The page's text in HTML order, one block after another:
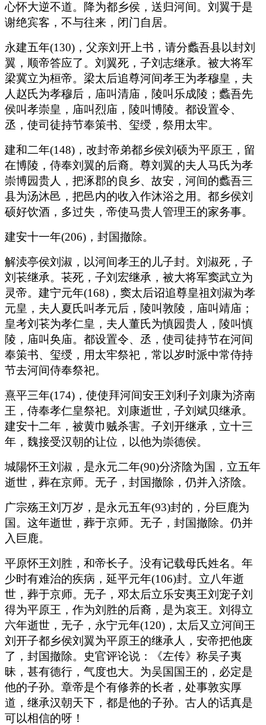
心怀大逆不道。降为都乡侯，送归河间。刘翼于是
谢绝宾客，不与往来，闭门自居。
永建五年(130)，父亲刘开上书，请分蠡吾县以封刘
翼，顺帝答应了。刘翼死，子刘志继承。被大将军
梁冀立为桓帝。梁太后追尊河间孝王为孝穆皇，夫
人赵氏为孝穆后，庙叫清庙，陵叫乐成陵；蠡吾先
侯叫孝崇皇，庙叫烈庙，陵叫博陵。都设置令、
丞，使司徒持节奉策书、玺绶，祭用太牢。
建和二年(148)，改封帝弟都乡侯刘硕为平原王，留
在博陵，侍奉刘翼的后裔。尊刘翼的夫人马氏为孝
崇博园贵人，把涿郡的良乡、故安，河间的蠡吾三
县为汤沐邑，把邑内的收入作沐浴之用。都乡侯刘
硕好饮酒，多过失，帝使马贵人管理王的家务事。
建安十一年(206)，封国撤除。
解渎亭侯刘淑，以河间孝王的儿子封。刘淑死，子
刘苌继承。苌死，子刘宏继承，被大将军窦武立为
灵帝。建宁元年(168)，窦太后诏追尊皇祖刘淑为孝
元皇，夫人夏氏叫孝元后，陵叫敦陵，庙叫靖庙；
皇考刘苌为孝仁皇，夫人董氏为慎园贵人，陵叫慎
陵，庙叫奂庙。都设置令、丞，使司徒持节在河间
奉策书、玺绶，用太牢祭祀，常以岁时派中常侍持
节去河间侍奉祭祀。
熹平三年(174)，使使拜河间安王刘利子刘康为济南
王，侍奉孝仁皇祭祀。刘康逝世，子刘斌贝继承。
建安十二年，被黄巾贼杀害。子刘开继承，立十三
年，魏接受汉朝的让位，以他为崇德侯。
城陽怀王刘淑，是永元二年(90)分济陰为国，立五年
逝世，葬在京师。无子，封国撤除，仍并入济陰。
广宗殇王刘万岁，是永元五年(93)封的，分巨鹿为
国。这年逝世，葬于京师。无子，封国撤除。仍并
入巨鹿。
平原怀王刘胜，和帝长子。没有记载母氏姓名。年
少时有难治的疾病，延平元年(106)封。立八年逝
世，葬于京师。无子，邓太后立乐安夷王刘宠子刘
得为平原王，作为刘胜的后裔，是为哀王。刘得立
六年逝世，无子，永宁元年(120)，太后又立河间王
刘开子都乡侯刘翼为平原王的继承人，安帝把他废
了，封国撤除。史官评论说：《左传》称吴子夷
昧，甚有德行，气度也大。为吴国国王的，必定是
他的子孙。章帝是个有修养的长者，处事敦实厚
道，继承汉朝天下，都是他的子孙。古人的话真是
可以相信的呀！